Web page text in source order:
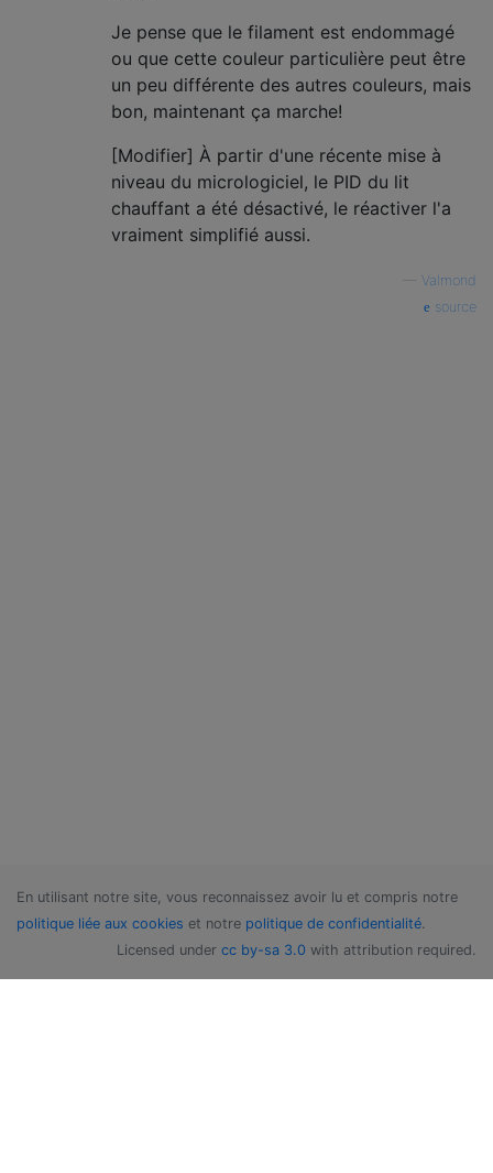
Je pense que le filament est endommagé
ou que cette couleur particulière peut être
un peu différente des autres couleurs, mais
bon, maintenant ça marche!
[Modifier] À partir d'une récente mise à
niveau du micrologiciel, le PID du lit
chauffant a été désactivé, le réactiver l'a
vraiment simplifié aussi.
Valmond
source
En utilisant notre site, vous reconnaissez avoir lu et compris notre
politique liée aux cookies et notre politique de confidentialité.
Licensed under cc by-sa 3.0 with attribution required.